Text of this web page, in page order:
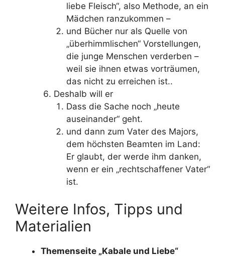
liebe Fleisch“, also Methode, an ein
Mädchen ranzukommen –
und Bücher nur als Quelle von
„überhimmlischen“ Vorstellungen,
die junge Menschen verderben –
weil sie ihnen etwas vorträumen,
das nicht zu erreichen ist..
Deshalb will er
Dass die Sache noch „heute
auseinander“ geht.
und dann zum Vater des Majors,
dem höchsten Beamten im Land:
Er glaubt, der werde ihm danken,
wenn er ein „rechtschaffener Vater“
ist.
Weitere Infos, Tipps und
Materialien
Themenseite „Kabale und Liebe“